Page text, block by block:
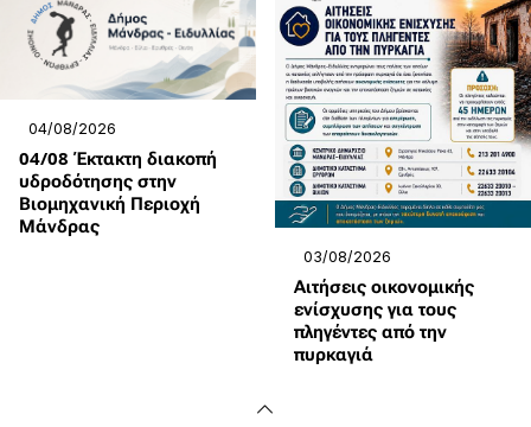
04/08/2026
04/08 Έκτακτη διακοπή
υδροδότησης στην
Βιομηχανική Περιοχή
Μάνδρας
03/08/2026
Αιτήσεις οικονομικής
ενίσχυσης για τους
πληγέντες από την
πυρκαγιά